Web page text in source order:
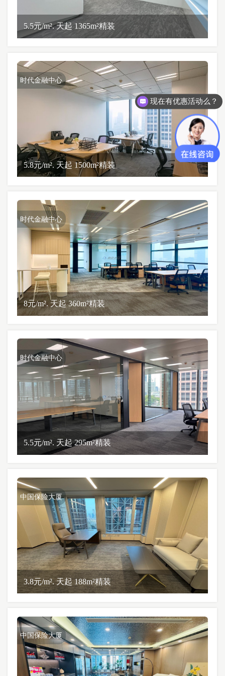
5.5元/m². 天起 1365m²精装
时代金融中心
5.8元/m². 天起 1500m²精装
时代金融中心
8元/m². 天起 360m²精装
时代金融中心
5.5元/m². 天起 295m²精装
中国保险大厦
3.8元/m². 天起 188m²精装
中国保险大厦
可以介绍下你们的产品么？
现在有优惠活动么？